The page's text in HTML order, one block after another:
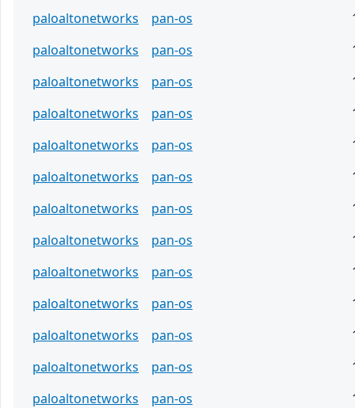
paloaltonetworks pan-os
paloaltonetworks
pan-os
paloaltonetworks
pan-os
paloaltonetworks
pan-os
paloaltonetworks
pan-os
paloaltonetworks
pan-os
paloaltonetworks
pan-os
paloaltonetworks
pan-os
paloaltonetworks
pan-os
paloaltonetworks
pan-os
paloaltonetworks
pan-os
paloaltonetworks
pan-os
paloaltonetworks
pan-os